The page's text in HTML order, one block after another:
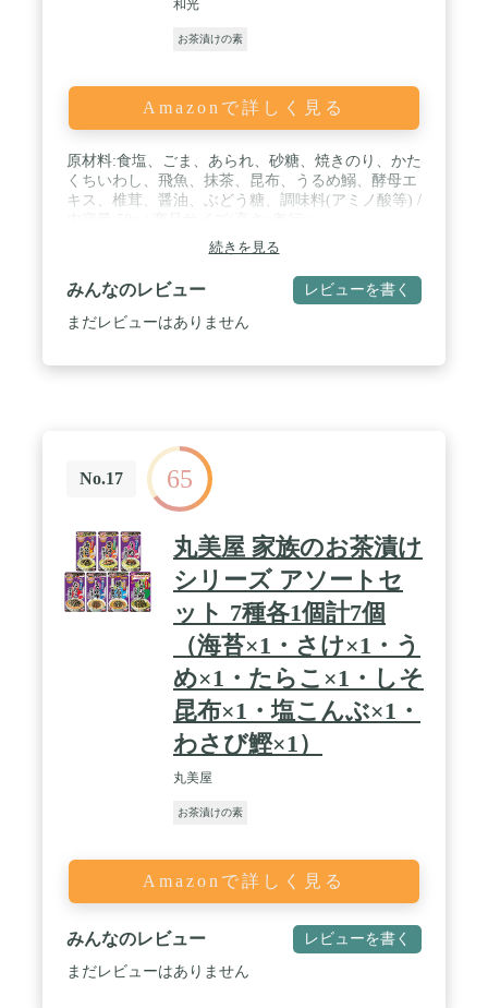
和光
お茶漬けの素
Amazonで詳しく見る
原材料:食塩、ごま、あられ、砂糖、焼きのり、かた
くちいわし、飛魚、抹茶、昆布、うるめ鰯、酵母エ
キス、椎茸、醤油、ぶどう糖、調味料(アミノ酸等) /
幅):27.5cm×1.3cm×18.5cm続きを見る
みんなのレビュー レビューを書く
まだレビューはありません
No.17 65
丸美屋 家族のお茶漬け
シリーズ アソートセ
ット 7種各1個計7個
（海苔×1・さけ×1・う
め×1・たらこ×1・しそ
昆布×1・塩こんぶ×1・
わさび鰹×1）
丸美屋
お茶漬けの素
Amazonで詳しく見る
みんなのレビュー レビューを書く
まだレビューはありません